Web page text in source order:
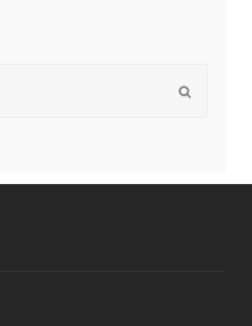
Submit